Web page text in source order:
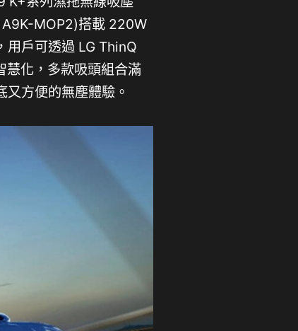
MOP2)搭載 220W
用戶可透過 LG ThinQ
慧化，多款吸頭組合滿
方便的無塵體驗。